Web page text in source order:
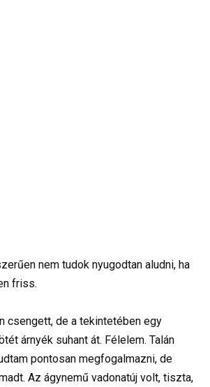
nem tudok nyugodtan aludni, ha
friss.
csengett, de a tekintetében egy
árnyék suhant át. Félelem. Talán
pontosan megfogalmazni, de
Az ágynemű vadonatúj volt, tiszta,